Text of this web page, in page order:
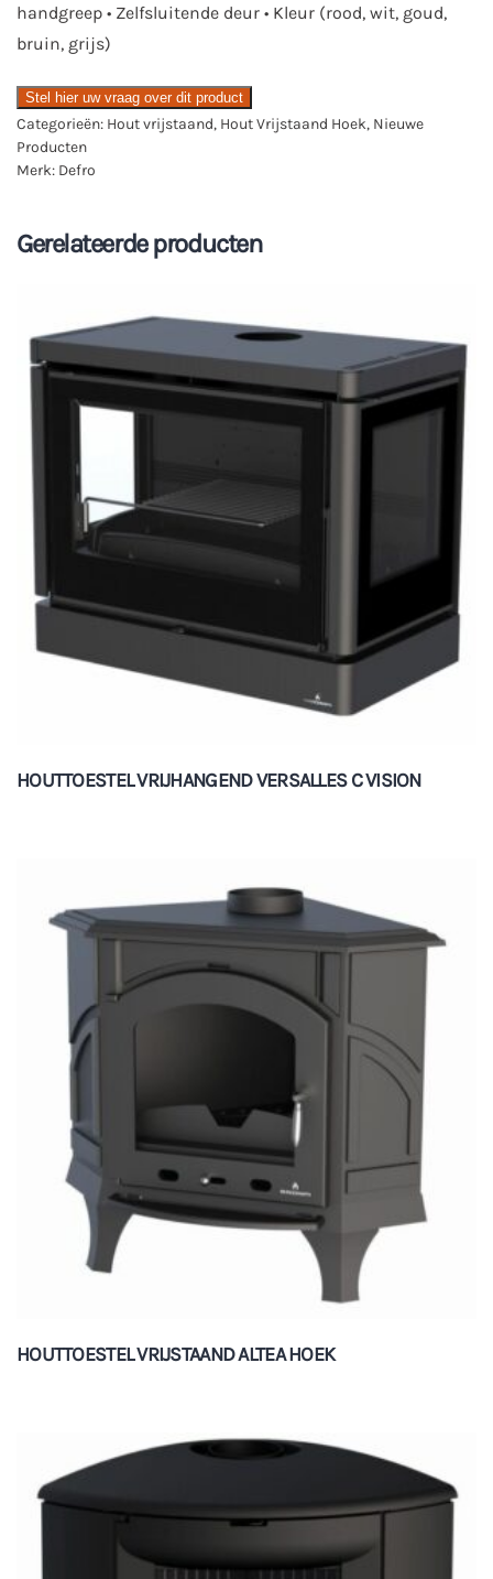
handgreep • Zelfsluitende deur • Kleur (rood, wit, goud,
bruin, grijs)
Stel hier uw vraag over dit product
Categorieën: Hout vrijstaand, Hout Vrijstaand Hoek, Nieuwe
Producten
Merk: Defro
Gerelateerde producten
HOUTTOESTEL VRIJHANGEND VERSALLES C VISION
HOUTTOESTEL VRIJSTAAND ALTEA HOEK